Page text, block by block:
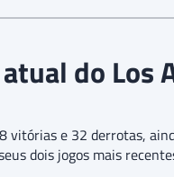
do Los
vitórias e 32 derrotas,
dois jogos mais